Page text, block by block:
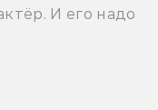
И его надо